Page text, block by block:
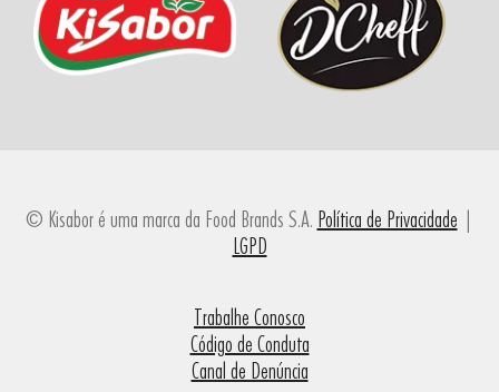
© Kisabor é uma marca da Food Brands S.A. Política de Privacidade |
LGPD
Trabalhe Conosco
Código de Conduta
Canal de Denúncia